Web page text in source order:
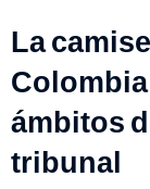
La
ámbitos
tribunal